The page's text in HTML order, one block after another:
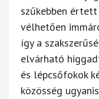
szűkebben
vélhetően
így a
elvárható
és lépcsőfokok
közösség